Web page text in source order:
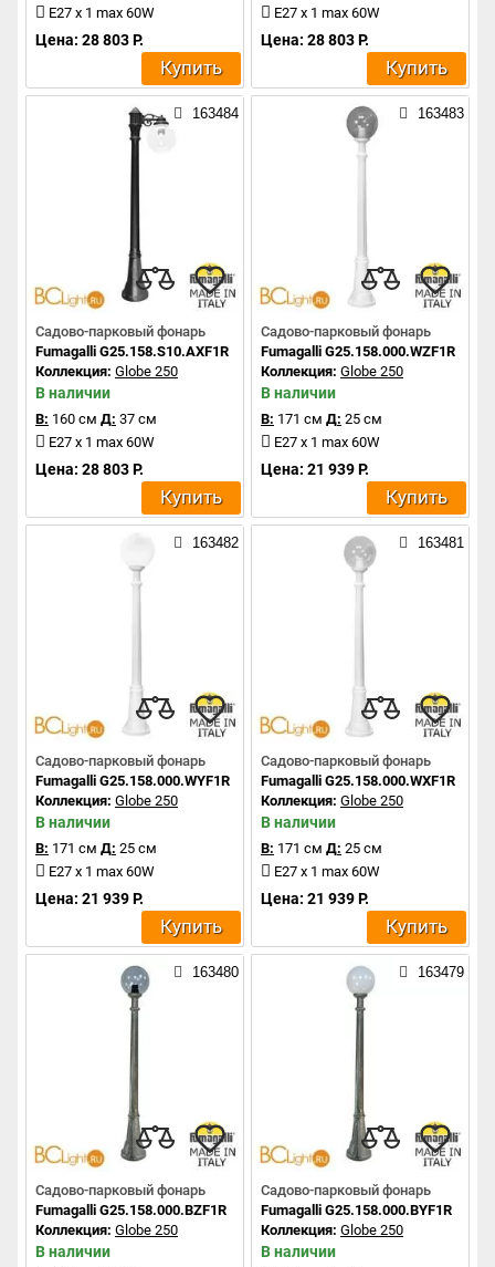
E27 x 1 max 60W
Цена: 28 803 Р.
Купить
E27 x 1 max 60W
Цена: 28 803 Р.
Купить
163484
Садово-парковый фонарь
Fumagalli G25.158.S10.AXF1R
Коллекция: Globe 250
В наличии
В: 160 см Д: 37 см
E27 x 1 max 60W
Цена: 28 803 Р.
Купить
163483
Садово-парковый фонарь
Fumagalli G25.158.000.WZF1R
Коллекция: Globe 250
В наличии
В: 171 см Д: 25 см
E27 x 1 max 60W
Цена: 21 939 Р.
Купить
163482
Садово-парковый фонарь
Fumagalli G25.158.000.WYF1R
Коллекция: Globe 250
В наличии
В: 171 см Д: 25 см
E27 x 1 max 60W
Цена: 21 939 Р.
Купить
163481
Садово-парковый фонарь
Fumagalli G25.158.000.WXF1R
Коллекция: Globe 250
В наличии
В: 171 см Д: 25 см
E27 x 1 max 60W
Цена: 21 939 Р.
Купить
163480
Садово-парковый фонарь
Fumagalli G25.158.000.BZF1R
Коллекция: Globe 250
В наличии
163479
Садово-парковый фонарь
Fumagalli G25.158.000.BYF1R
Коллекция: Globe 250
В наличии